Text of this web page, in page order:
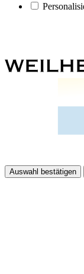
Auswahl bestätigen